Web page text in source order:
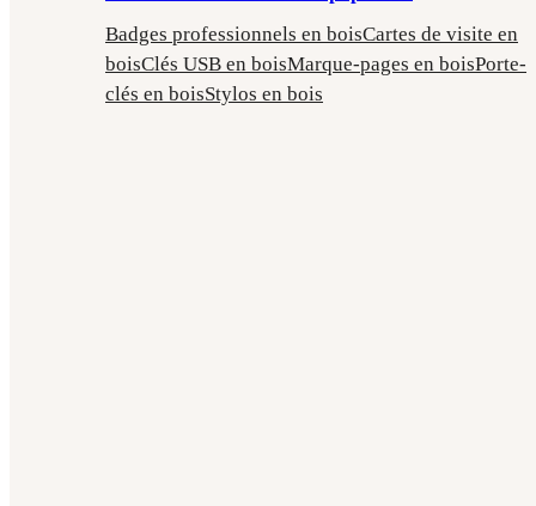
Badges professionnels en boisCartes de visite en
boisClés USB en boisMarque-pages en boisPorte-
clés en boisStylos en bois